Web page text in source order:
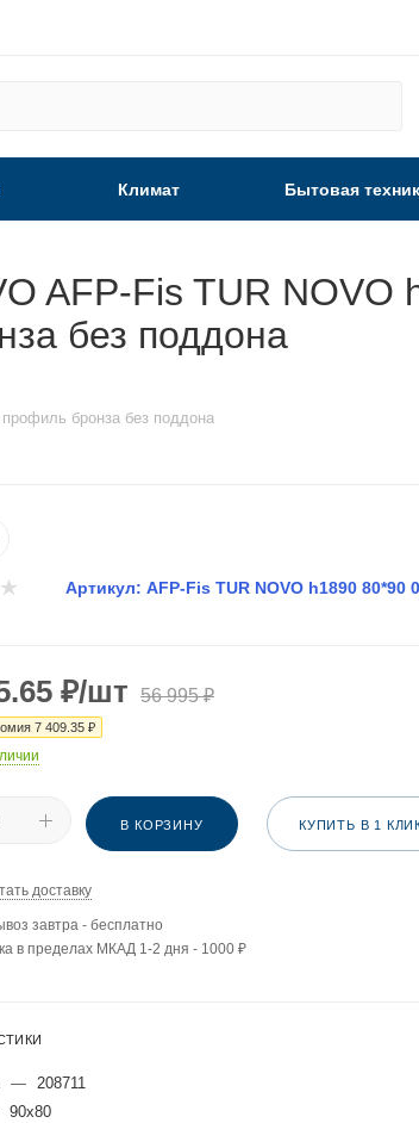
Климат Бытовая
AFP-Fis TUR NOVO
без поддона
бронза без поддона
Артикул: AFP-Fis TUR NOVO h1890 80*90
₽/шт 56 995₽
7 409.35 ₽
В КОРЗИНУ КУПИТЬ В 1
доставку
завтра - бесплатно
в пределах МКАД 1-2 дня - 1000 ₽
— 208711
90x80